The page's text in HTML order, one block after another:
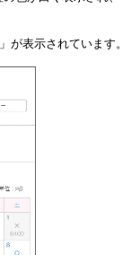
が表示されています。